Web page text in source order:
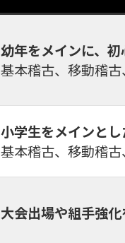
幼年をメインに、
基本稽古、移動稽
小学生をメインと
基本稽古、移動稽
大会出場や組手強